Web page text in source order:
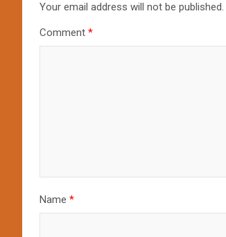
Your email address will not be published.
Comment *
Name *